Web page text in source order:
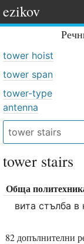
ezikov
tower hoist
tower span
tower-type
antenna
tower stairs
Обща
вита стълба в
82 допълнителни